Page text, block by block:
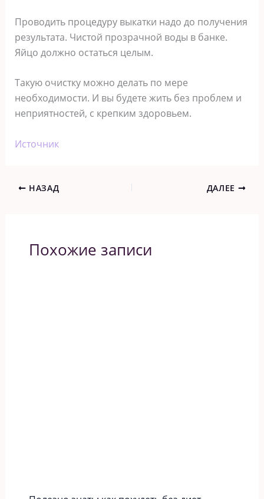
Проводить процедуру выкатки надо до получения
результата. Чистой прозрачной воды в банке.
Яйцо должно остаться целым.
Такую очистку можно делать по мере
необходимости. И вы будете жить без проблем и
неприятностей, с крепким здоровьем.
Источник
НАЗАД ДАЛЕЕ
Похожие записи